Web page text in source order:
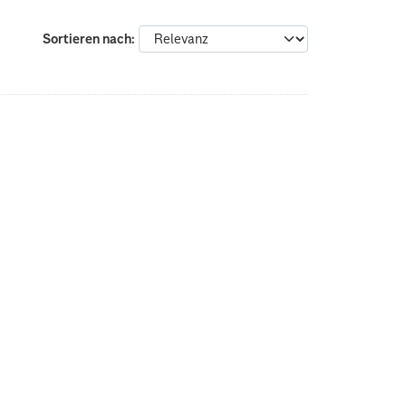
Sortieren nach